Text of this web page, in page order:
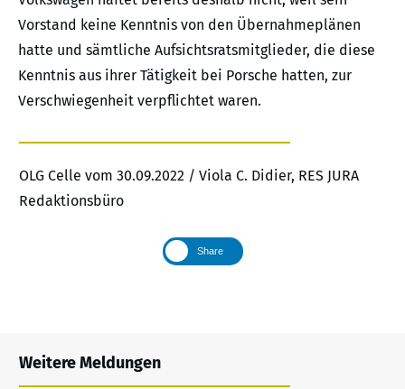
Vorstand keine Kenntnis von den Übernahmeplänen
hatte und sämtliche Aufsichtsratsmitglieder, die diese
Kenntnis aus ihrer Tätigkeit bei Porsche hatten, zur
Verschwiegenheit verpflichtet waren.
OLG Celle vom 30.09.2022 / Viola C. Didier, RES JURA
Redaktionsbüro
Share
Weitere Meldungen